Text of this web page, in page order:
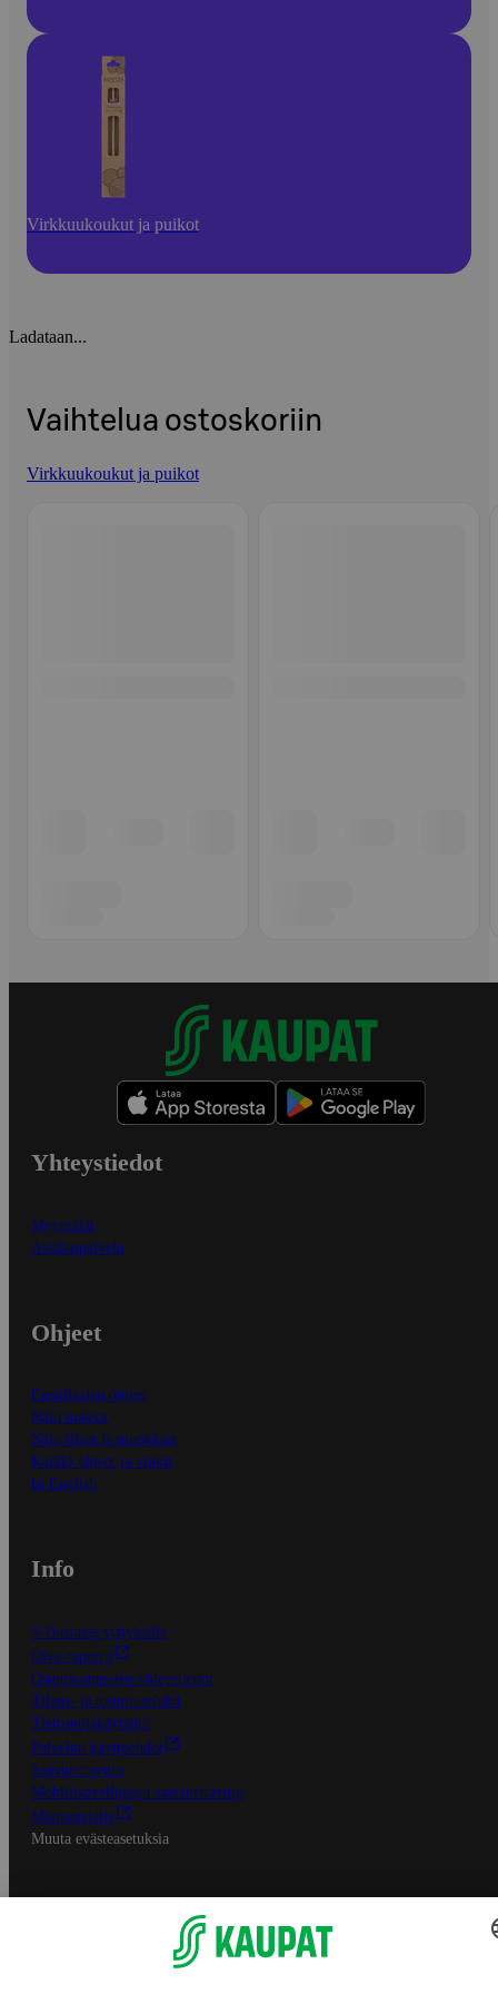
Virkkuukoukut ja puikot
Ladataan...
Vaihtelua ostoskoriin
Virkkuukoukut ja puikot
Yhteystiedot
Myymälät
Asiakaspalvelu
Ohjeet
Ensitilaajan ohjeet
Näin maksat
Näin tilaat ja muokkaat
Kaikki ohjeet ja vinkit
In English
Info
S-Business yrityksille
Oiva-raportit
Osuuskauppojen yhteystiedot
Tilaus- ja toimitusehdot
Tietosuojakäytäntö
Palvelun käyttöehdot
Saavutettavuus
Mobiilisovelluksen saavutettavuus
Mainostajalle
Muuta evästeasetuksia
S-ryhmän palvelut